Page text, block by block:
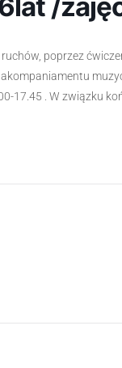
poprzez
17.45 . W związku